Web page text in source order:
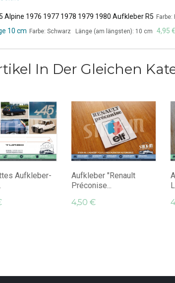
1976 1977 1978 1979 1980 Aufkleber R5 Farbe:
10 cm Farbe: Schwarz Länge (am längsten): 10 cm 4,95 €
In Der Gleichen
Aufkleber-
Aufkleber "Renault
Préconise...
4,50 €